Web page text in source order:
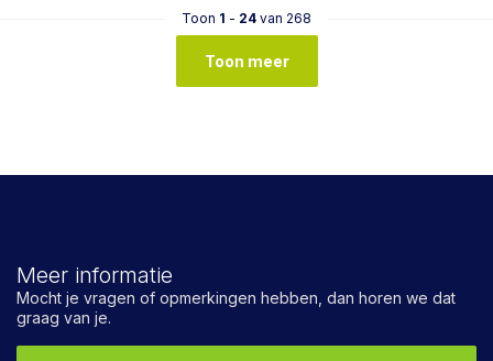
Toon 1 - 24 van 268
Toon meer
Meer informatie
Mocht je vragen of opmerkingen hebben, dan horen we dat
graag van je.